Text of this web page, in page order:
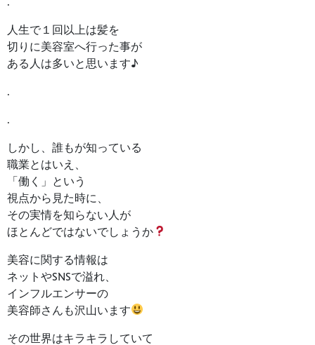
人生で１回以上は髪を
切りに美容室へ行った事が
ある人は多いと思います♪
しかし、誰もが知っている
職業とはいえ、
「働く」という
視点から見た時に、
その実情を知らない人が
ほとんどではないでしょうか
美容に関する情報は
ネットやSNSで溢れ、
インフルエンサーの
美容師さんも沢山います
その世界はキラキラしていて